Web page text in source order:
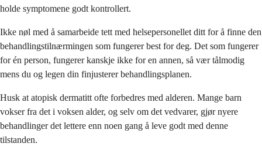
holde symptomene godt kontrollert.
Ikke nøl med å samarbeide tett med helsepersonellet ditt for å finne den
behandlingstilnærmingen som fungerer best for deg. Det som fungerer
for én person, fungerer kanskje ikke for en annen, så vær tålmodig
mens du og legen din finjusterer behandlingsplanen.
Husk at atopisk dermatitt ofte forbedres med alderen. Mange barn
vokser fra det i voksen alder, og selv om det vedvarer, gjør nyere
behandlinger det lettere enn noen gang å leve godt med denne
tilstanden.